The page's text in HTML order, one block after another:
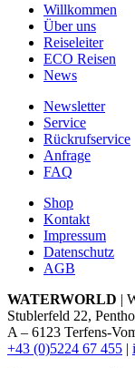
Willkommen
Über uns
Reiseleiter
ECO Reisen
News
Newsletter
Service
Rückrufservice
Anfrage
FAQ
Shop
Kontakt
Impressum
Datenschutz
AGB
WATERWORLD |
Stublerfeld 22,
A – 6123 Terfens-
+43 (0)5224 67 455 |